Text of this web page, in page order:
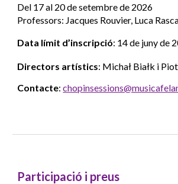
Del 17 al 20 de setembre de 2026
Professors: Jacques Rouvier, Luca
Data límit d’inscripció: 14 de juny de
Directors artístics: Michał Białk i
Contacte:
Participació i preus